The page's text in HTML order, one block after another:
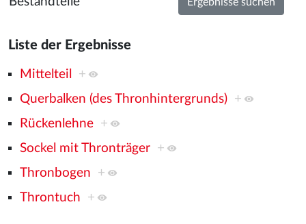
Liste der Ergebnisse
Mittelteil
+
Querbalken (des Thronhintergrunds) +
Rückenlehne +
Sockel mit Thronträger +
Thronbogen
+
Throntuch
+